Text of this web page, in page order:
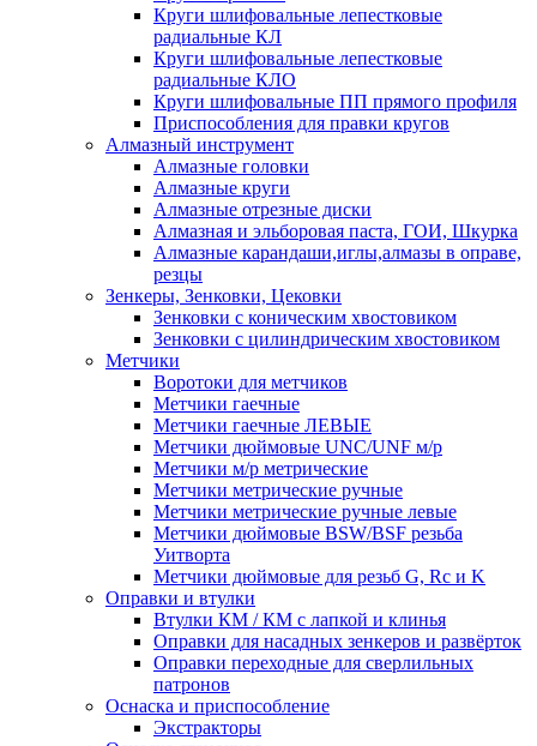
Круги шлифовальные лепестковые
радиальные КЛ
Круги шлифовальные лепестковые
радиальные КЛО
Круги шлифовальные ПП прямого профиля
Приспособления для правки кругов
Алмазный инструмент
Алмазные головки
Алмазные круги
Алмазные отрезные диски
Алмазная и эльборовая паста, ГОИ, Шкурка
Алмазные карандаши,иглы,алмазы в оправе,
резцы
Зенкеры, Зенковки, Цековки
Зенковки с коническим хвостовиком
Зенковки с цилиндрическим хвостовиком
Метчики
Воротоки для метчиков
Метчики гаечные
Метчики гаечные ЛЕВЫЕ
Метчики дюймовые UNC/UNF м/р
Метчики м/р метрические
Метчики метрические ручные
Метчики метрические ручные левые
Метчики дюймовые BSW/BSF резьба
Уитворта
Метчики дюймовые для резьб G, Rc и K
Оправки и втулки
Втулки КМ / КМ с лапкой и клинья
Оправки для насадных зенкеров и развёрток
Оправки переходные для сверлильных
патронов
Оснаска и приспособление
Экстракторы